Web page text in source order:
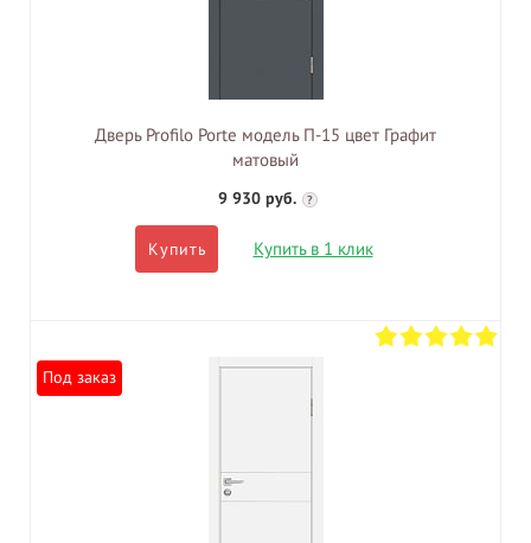
Дверь Profilo Porte модель П-15 цвет Графит
матовый
9 930 руб. ?
Купить Купить в 1 клик
Под заказ